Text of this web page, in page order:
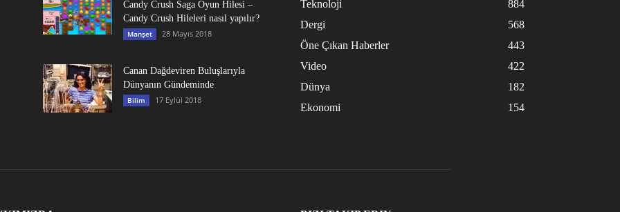
Candy Crush Saga Oyun Hilesi –
Candy Crush Hileleri nasıl yapılır?
Manşet 28 Mayıs 2018
Canan Dağdeviren Buluşlarıyla
Dünyanın Gündeminde
Bilim 17 Eylül 2018
Teknoloji
884
Dergi
568
Öne Çıkan Haberler
443
Video
422
Dünya
182
Ekonomi
154